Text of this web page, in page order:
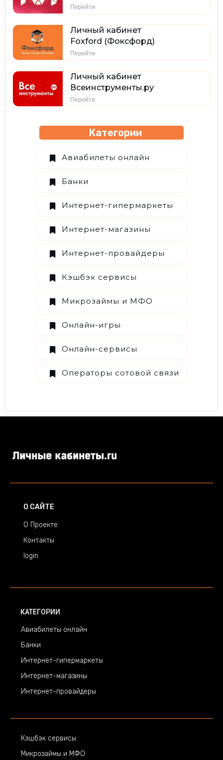
Перейти
Личный кабинет
Foxford (Фоксфорд)
Перейти
Личный кабинет
Всеинструменты.ру
Перейти
Категории
Авиабилеты онлайн
Банки
Интернет-гипермаркеты
Интернет-магазины
Интернет-провайдеры
Кэшбэк сервисы
Микрозаймы и МФО
Онлайн-игры
Онлайн-сервисы
Операторы сотовой связи
О САЙТЕ
О Проекте
Контакты
login
КАТЕГОРИИ
Авиабилеты онлайн
Банки
Интернет-гипермаркеты
Интернет-магазины
Интернет-провайдеры
Кэшбэк сервисы
Микрозаймы и МФО